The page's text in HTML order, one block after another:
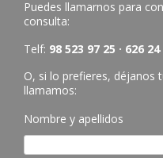
Puedes llamarnos para
consulta:
Telf: 98 523 97 25 · 626
O, si lo prefieres, déjanos
llamamos:
Nombre y apellidos